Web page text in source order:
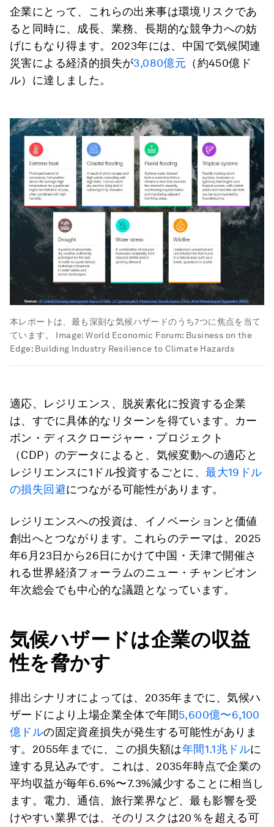
企業にとって、これらの出来事は環境リスクであ
ると同時に、成長、業務、長期的な競争力への妨
げにもなり得ます。2023年には、中国で気候関連
災害による経済的損失が3,080億元 （約450億ド
ル）に達しました。
本レポートは、最も深刻な気候ハザードのうち7つに焦点を当て
ています。
Image:World Economic Forum: Business on the
Edge: Building Industry Resilience to Climate Hazards
適応、レジリエンス、脱炭素化に投資する企業
は、すでに具体的なリターンを得ています。カー
ボン・ディスクロージャー・プロジェクト
（CDP）のデータによると、気候変動への適応と
レジリエンスに1ドル投資するごとに、最大19ドル
の損失回避につながる可能性があります。
レジリエンスへの投資は、イノベーションと価値
創出へとつながります。これらのテーマは、2025
年6月23日から26日にかけて中国・天津で開催さ
れる世界経済フォーラムのニュー・チャンピオン
年次総会でも中心的な議題となっています。
気候ハザードは企業の収益
性を脅かす
排出シナリオによっては、2035年までに、気候ハ
ザードにより上場企業全体で年間5,600億〜6,100
億ドルの固定資産損失が発生する可能性がありま
す。2055年までに、この損失額は年間1.1兆ドルに
達する見込みです。これは、2035年時点で企業の
平均収益が毎年6.6%〜7.3%減少することに相当し
ます。電力、通信、旅行業界など、最も影響を受
けやすい業界では、そのリスクは20％を超える可